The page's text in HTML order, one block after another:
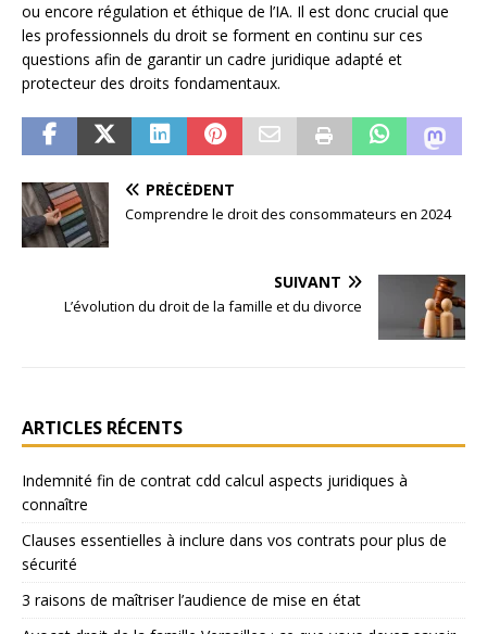
ou encore régulation et éthique de l’IA. Il est donc crucial que
les professionnels du droit se forment en continu sur ces
questions afin de garantir un cadre juridique adapté et
protecteur des droits fondamentaux.
PRÉCÉDENT
Comprendre le droit des consommateurs en 2024
SUIVANT
L’évolution du droit de la famille et du divorce
ARTICLES RÉCENTS
Indemnité fin de contrat cdd calcul aspects juridiques à
connaître
Clauses essentielles à inclure dans vos contrats pour plus de
sécurité
3 raisons de maîtriser l’audience de mise en état